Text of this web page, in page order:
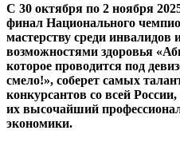
С 30 октября по 2 ноября
финал Национального
мастерству среди
возможностями здоровья
которое проводится под
смело!», соберет самых
конкурсантов со всей
их высочайший
экономики.